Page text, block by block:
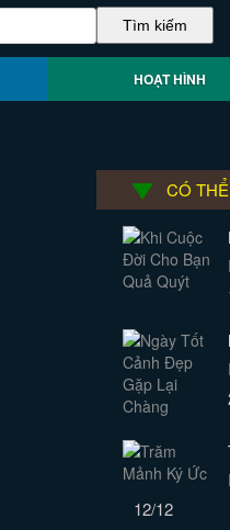
HOẠT HÌNH
CÓ
12/12